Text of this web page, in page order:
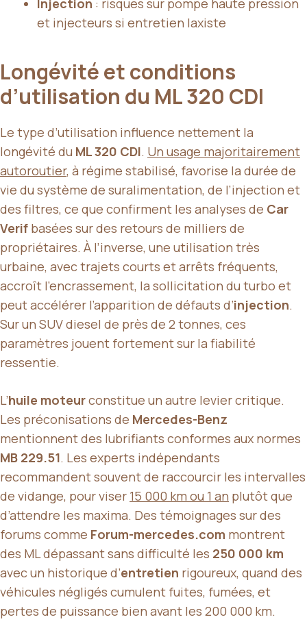
et injecteurs si entretien laxiste
Longévité et conditions
d’utilisation du ML 320 CDI
Le type d’utilisation influence nettement la
longévité du ML 320 CDI. Un usage majoritairement
autoroutier, à régime stabilisé, favorise la durée de
vie du système de suralimentation, de l’injection et
des filtres, ce que confirment les analyses de Car
Verif basées sur des retours de milliers de
propriétaires. À l’inverse, une utilisation très
urbaine, avec trajets courts et arrêts fréquents,
accroît l’encrassement, la sollicitation du turbo et
peut accélérer l’apparition de défauts d’injection.
Sur un SUV diesel de près de 2 tonnes, ces
paramètres jouent fortement sur la fiabilité
ressentie.
L’huile moteurconstitue un autre levier critique.
Les préconisations de Mercedes-Benz
mentionnent des lubrifiants conformes aux normes
MB 229.51. Les experts indépendants
recommandent souvent de raccourcir les intervalles
de vidange, pour viser 15 000 km ou 1 an plutôt que
d’attendre les maxima. Des témoignages sur des
forums comme Forum-mercedes.com montrent
des ML dépassant sans difficulté les 250 000 km
avec un historique d’entretien rigoureux, quand des
véhicules négligés cumulent fuites, fumées, et
pertes de puissance bien avant les 200 000 km.